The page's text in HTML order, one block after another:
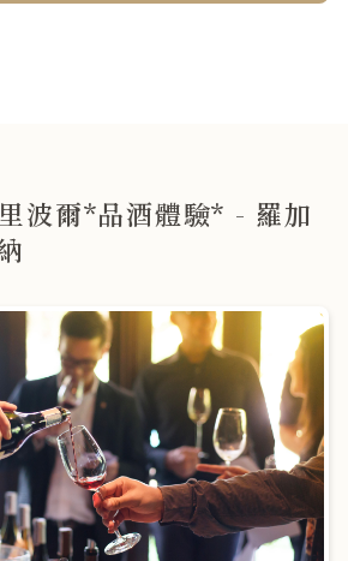
波爾*品酒體驗* - 羅加